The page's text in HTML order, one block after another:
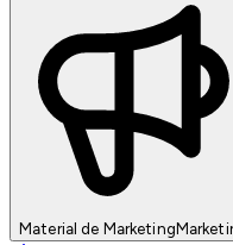
Material de Marketing